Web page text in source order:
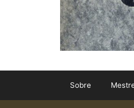
Sobre